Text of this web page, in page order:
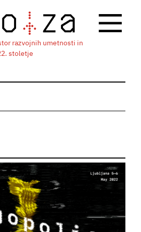
razvojnih umetnosti in
stoletje